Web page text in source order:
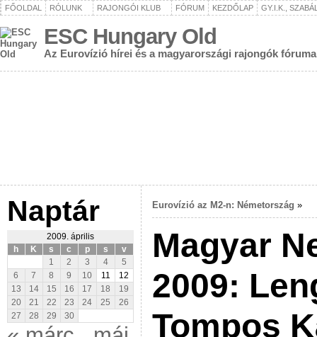
FŐOLDAL RÓLUNK RAJONGÓI KLUB FÓRUM KEZDŐLAP GY.I.K.,
ESC Hungary Old
Az Eurovízió hírei és a magyarországi rajongók fóruma
Naptár
2009. április
h
K s c p s
v
1
2 3 4
5
6
7 8 9 10 11
12
13
14 15 16 17 18
19
20
21 22 23 24 25
26
27
28 29 30
Eurovízió az M2-n: Németország »
Magyar
2009:
Tompos